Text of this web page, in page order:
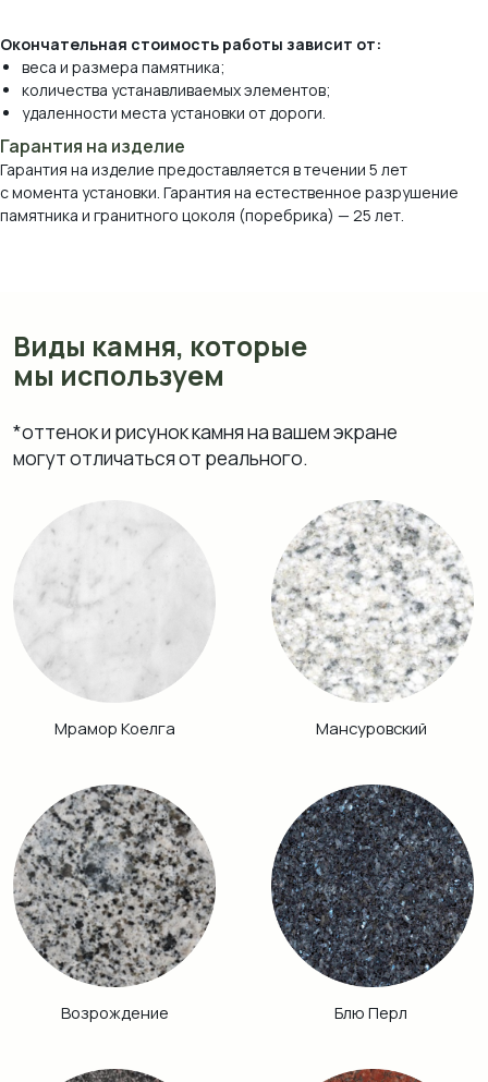
Окончательная стоимость работы зависит от:
веса и размера памятника;
количества устанавливаемых элементов;
удаленности места установки от дороги.
Гарантия на изделие
Гарантия на изделие предоставляется в течении 5 лет
с момента установки. Гарантия на естественное разрушение
памятника и гранитного цоколя (поребрика) — 25 лет.
Питкяранта
Блю Перл
Возрождение
Мансуровский
Мрамор Коелга
Габбро Диабаз Балтик Грин